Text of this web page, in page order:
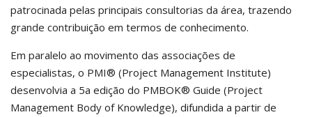
patrocinada pelas principais consultorias da área, trazendo
grande contribuição em termos de conhecimento.
Em paralelo ao movimento das associações de
especialistas, o PMI® (Project Management Institute)
desenvolvia a 5a edição do PMBOK® Guide (Project
Management Body of Knowledge), difundida a partir de